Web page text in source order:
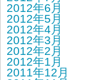
2012年6月
2012年5月
2012年4月
2012年3月
2012年2月
2012年1月
2011年12月